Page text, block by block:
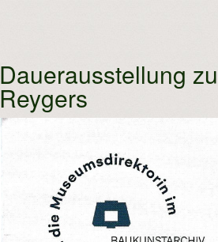
Dauerausstellung
Reygers